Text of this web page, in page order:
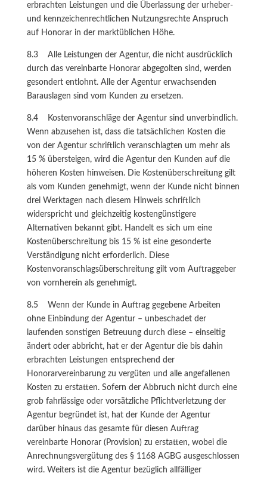
erbrachten Leistungen und die Überlassung der urheber-
und kennzeichenrechtlichen Nutzungsrechte Anspruch
auf Honorar in der marktüblichen Höhe.
8.3 Alle Leistungen der Agentur, die nicht ausdrücklich
durch das vereinbarte Honorar abgegolten sind, werden
gesondert entlohnt. Alle der Agentur erwachsenden
Barauslagen sind vom Kunden zu ersetzen.
8.4 Kostenvoranschläge der Agentur sind unverbindlich.
Wenn abzusehen ist, dass die tatsächlichen Kosten die
von der Agentur schriftlich veranschlagten um mehr als
15 % übersteigen, wird die Agentur den Kunden auf die
höheren Kosten hinweisen. Die Kostenüberschreitung gilt
als vom Kunden genehmigt, wenn der Kunde nicht binnen
drei Werktagen nach diesem Hinweis schriftlich
widerspricht und gleichzeitig kostengünstigere
Alternativen bekannt gibt. Handelt es sich um eine
Kostenüberschreitung bis 15 % ist eine gesonderte
Verständigung nicht erforderlich. Diese
Kostenvoranschlagsüberschreitung gilt vom Auftraggeber
von vornherein als genehmigt.
8.5 Wenn der Kunde in Auftrag gegebene Arbeiten
ohne Einbindung der Agentur – unbeschadet der
laufenden sonstigen Betreuung durch diese – einseitig
ändert oder abbricht, hat er der Agentur die bis dahin
erbrachten Leistungen entsprechend der
Honorarvereinbarung zu vergüten und alle angefallenen
Kosten zu erstatten. Sofern der Abbruch nicht durch eine
grob fahrlässige oder vorsätzliche Pflichtverletzung der
Agentur begründet ist, hat der Kunde der Agentur
darüber hinaus das gesamte für diesen Auftrag
vereinbarte Honorar (Provision) zu erstatten, wobei die
Anrechnungsvergütung des § 1168 AGBG ausgeschlossen
wird. Weiters ist die Agentur bezüglich allfälliger